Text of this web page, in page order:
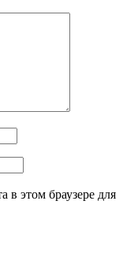
в этом браузере для